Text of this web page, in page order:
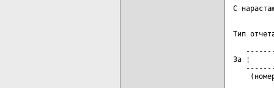
С
Тип
За ¦